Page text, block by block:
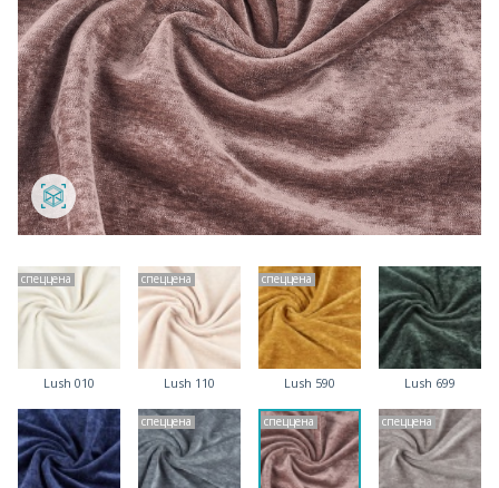
спеццена
Lush 010
спеццена
Lush 110
спеццена
Lush 590 Lush 699
спеццена спеццена спеццена